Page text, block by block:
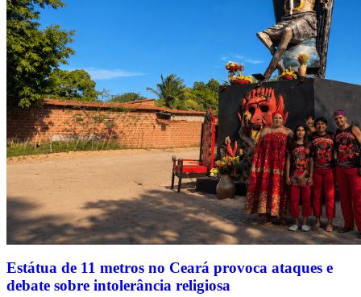
Estátua de 11 metros no Ceará provoca ataques e
debate sobre intolerância religiosa